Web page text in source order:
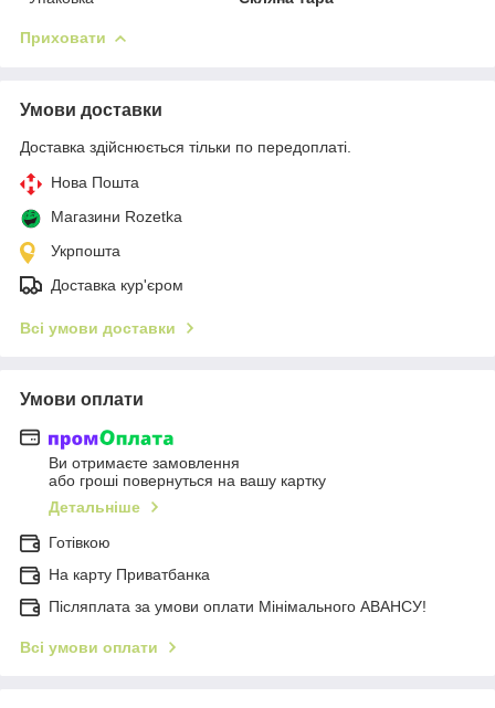
Приховати
Умови доставки
Доставка здійснюється тільки по передоплаті.
Нова Пошта
Магазини Rozetka
Укрпошта
Доставка кур'єром
Всі умови доставки
Умови оплати
Ви отримаєте замовлення
або гроші повернуться на вашу картку
Детальніше
Готівкою
На карту Приватбанка
Післяплата за умови оплати Мінімального АВАНСУ!
Всі умови оплати